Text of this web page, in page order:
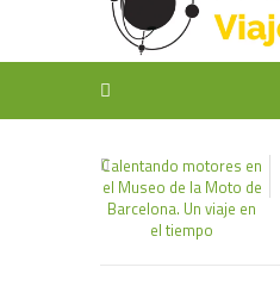
Calentando motores en
el Museo de la Moto de
Barcelona. Un viaje en
el tiempo